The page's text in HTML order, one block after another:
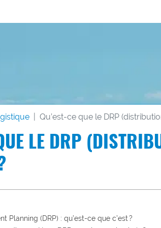
Qu’est-ce que le DRP
LE DRP
Planning (DRP) : qu’est-ce que c’est ?